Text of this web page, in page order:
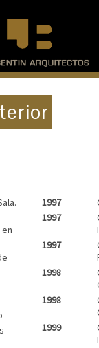
1997
1997
1997
1998
1998
1999